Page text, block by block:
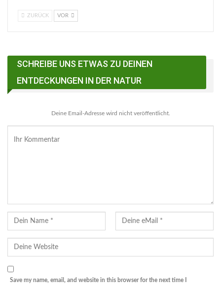
ZURÜCK VOR
SCHREIBE UNS ETWAS ZU DEINEN
ENTDECKUNGEN IN DER NATUR
Deine Email-Adresse wird nicht veröffentlicht.
Save my name, email, and website in this browser for the next time I